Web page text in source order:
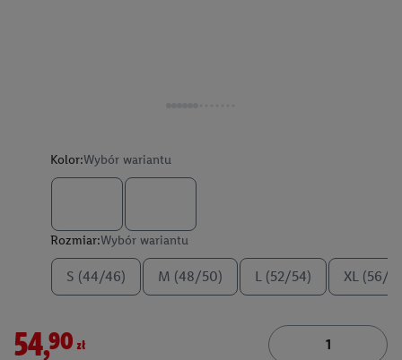
Kolor:Wybór wariantu
Rozmiar:Wybór wariantu
S (44/46) M (48/50) L (52/54) XL (56/
54,90zł